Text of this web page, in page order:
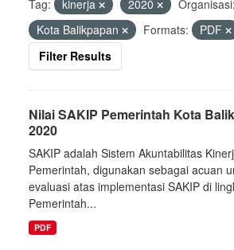
Tag: kinerja 2020
Organisasi:
Kota Balikpapan
Formats:
PDF
Filter Results
Nilai SAKIP Pemerintah Kota
2020
SAKIP adalah Sistem Akuntabilitas
Pemerintah, digunakan sebagai acuan
evaluasi atas implementasi SAKIP di
Pemerintah...
PDF